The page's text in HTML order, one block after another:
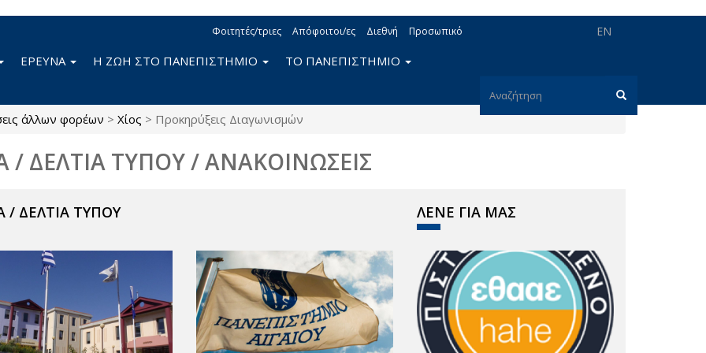
EN
Φοιτητές/τριες Απόφοιτοι/ες Διεθνή Προσωπικό
Φόρμα
ΕΡΕΥΝΑ Η ΖΩΗ ΣΤΟ ΠΑΝΕΠΙΣΤΗΜΙΟ ΤΟ ΠΑΝΕΠΙΣΤΗΜΙΟ
άλλων φορέων > Χίος > Προκηρύξεις Διαγωνισμών
/ ΔΕΛΤΙΑ ΤΥΠΟΥ / ΑΝΑΚΟΙΝΩΣΕΙΣ
/ ΔΕΛΤΙΑ ΤΥΠΟΥ ΛΕΝΕ ΓΙΑ ΜΑΣ